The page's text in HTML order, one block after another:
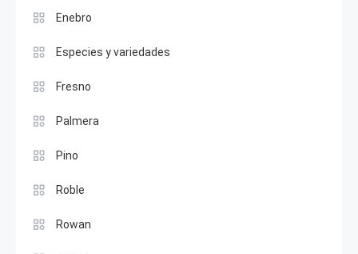
Enebro
Especies y variedades
Fresno
Palmera
Pino
Roble
Rowan